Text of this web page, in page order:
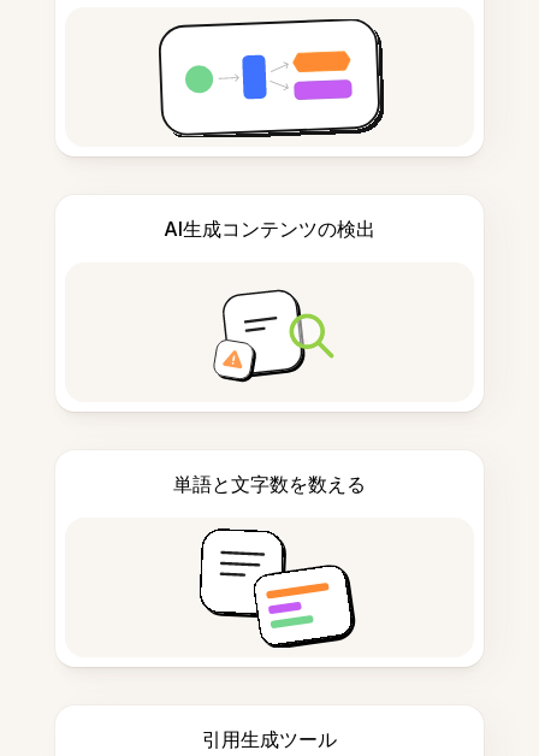
AI生成コンテンツの検出
単語と文字数を数える
引用生成ツール